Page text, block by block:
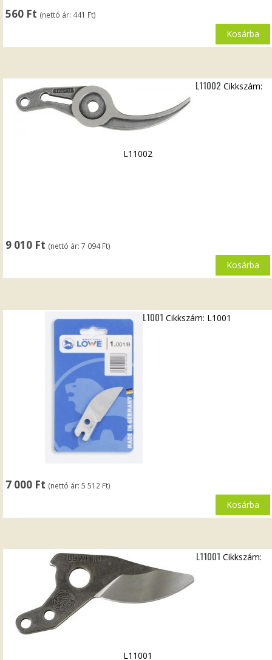
560 Ft (nettó ár: 441 Ft)
Kosárba
L11002
9 010 Ft (nettó ár:7 094Ft)
Cikkszám:
L11002
Kosárba
L1001
7 000 Ft (nettó ár:5 512 Ft)
Cikkszám: L1001
Kosárba
L11001 Cikkszám:
L11001